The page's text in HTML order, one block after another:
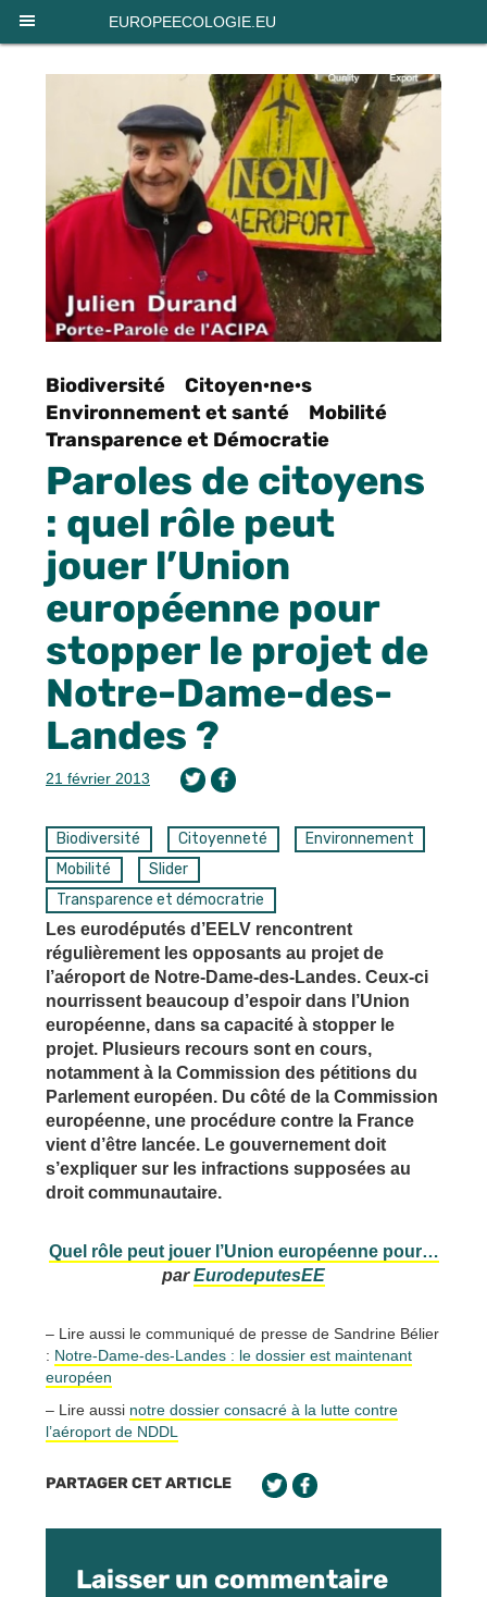
EUROPEECOLOGIE.EU
Biodiversité
Citoyen·ne·s
Environnement et santé
Mobilité
Transparence et Démocratie
Paroles de citoyens
: quel rôle peut
jouer l’Union
européenne pour
stopper le projet de
Notre-Dame-des-
Landes ?
21 février 2013
Biodiversité Citoyenneté
Environnement
Mobilité
Slider
Transparence et démocratrie
Les eurodéputés d’EELV rencontrent
régulièrement les opposants au projet de
l’aéroport de Notre-Dame-des-Landes. Ceux-ci
nourrissent beaucoup d’espoir dans l’Union
européenne, dans sa capacité à stopper le
projet. Plusieurs recours sont en cours,
notamment à la Commission des pétitions du
Parlement européen. Du côté de la Commission
européenne, une procédure contre la France
vient d’être lancée. Le gouvernement doit
s’expliquer sur les infractions supposées au
droit communautaire.
Quel rôle peut jouer l’Union européenne pour…
parEurodeputesEE
– Lire aussi le communiqué de presse de Sandrine Bélier
: Notre-Dame-des-Landes : le dossier est maintenant
européen
– Lire aussi notre dossier consacré à la lutte contre
l’aéroport de NDDL
PARTAGER CET ARTICLE
Laisser un commentaire